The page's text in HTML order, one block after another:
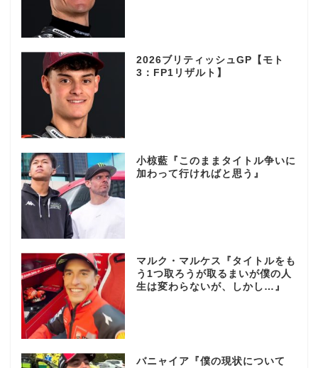
2026ブリティッシュGP【モト
3：FP1リザルト】
小椋藍『このままタイトル争いに
加わって行ければと思う』
マルク・マルケス『タイトルをも
う1つ取ろうが取るまいが僕の人
生は変わらないが、しかし…』
バニャイア『僕の現状について